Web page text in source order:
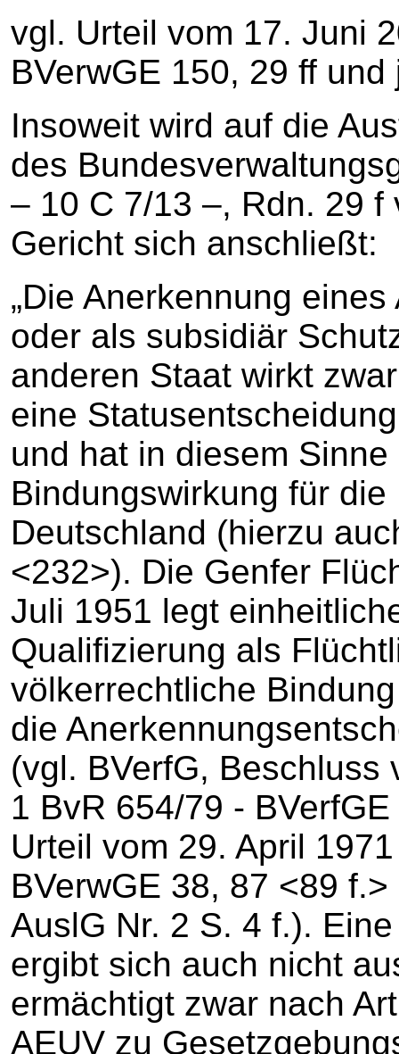
vgl. Urteil vom 17. Juni
BVerwGE 150, 29 ff
Insoweit wird auf die
des
– 10 C 7/13 –, Rdn. 29
Gericht sich anschließt:
„Die Anerkennung
oder als subsidiär
anderen Staat wirkt
eine
und hat in diesem
Bindungswirkung für
Deutschland (hierzu
<232>). Die Genfer
Juli 1951 legt
Qualifizierung als
völkerrechtliche
die
(vgl. BVerfG, Beschluss
1 BvR 654/79 -
Urteil vom 29. April
BVerwGE 38, 87 <89
AuslG Nr. 2 S. 4 f.).
ergibt sich auch nicht
ermächtigt zwar nach
AEUV zu